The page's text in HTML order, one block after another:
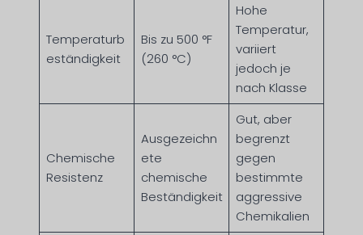
Temperaturb
eständigkeit
Bis zu 500 °F
(260 °C)
Hohe
Temperatur,
variiert
jedoch je
nach Klasse
Chemische
Resistenz
Ausgezeichn
ete
chemische
Beständigkeit
Gut, aber
begrenzt
gegen
bestimmte
aggressive
Chemikalien